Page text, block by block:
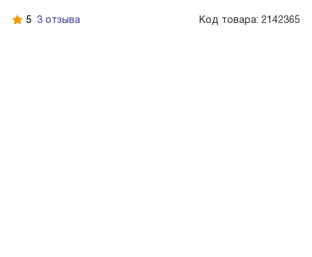
5 3 отзыва Код товара: 2142365